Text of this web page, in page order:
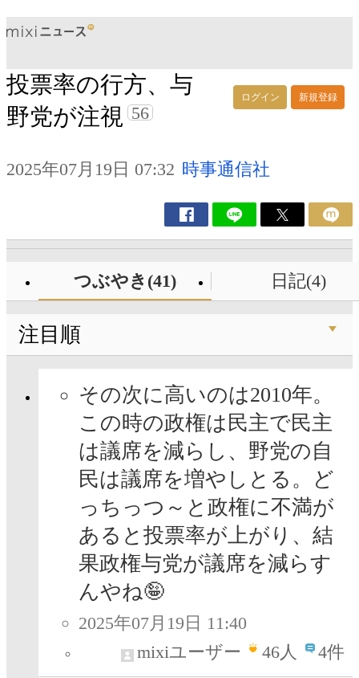
ログイン 新規登録
投票率の行方、与
野党が注視 56
2025年07月19日 07:32 時事通信社
つぶやき(41) 日記(4)
注目順
その次に高いのは2010年。
この時の政権は民主で民主
は議席を減らし、野党の自
民は議席を増やしとる。ど
っちっつ～と政権に不満が
あると投票率が上がり、結
果政権与党が議席を減らす
んやね🤪
2025年07月19日 11:40
mixiユーザー
46人 4件